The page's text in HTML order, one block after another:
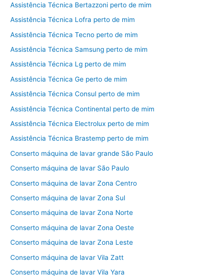
Assistência Técnica Bertazzoni perto de mim
Assistência Técnica Lofra perto de mim
Assistência Técnica Tecno perto de mim
Assistência Técnica Samsung perto de mim
Assistência Técnica Lg perto de mim
Assistência Técnica Ge perto de mim
Assistência Técnica Consul perto de mim
Assistência Técnica Continental perto de mim
Assistência Técnica Electrolux perto de mim
Assistência Técnica Brastemp perto de mim
Conserto máquina de lavar grande São Paulo
Conserto máquina de lavar São Paulo
Conserto máquina de lavar Zona Centro
Conserto máquina de lavar Zona Sul
Conserto máquina de lavar Zona Norte
Conserto máquina de lavar Zona Oeste
Conserto máquina de lavar Zona Leste
Conserto máquina de lavar Vila Zatt
Conserto máquina de lavar Vila Yara